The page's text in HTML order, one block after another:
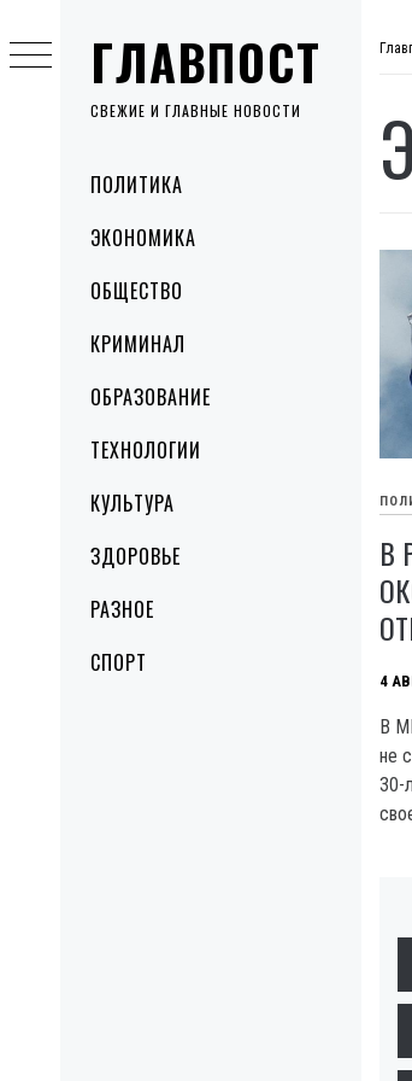
ГЛАВПОСТ
СВЕЖИЕ И ГЛАВНЫЕ НОВОСТИ
MenuПОЛИТИКА
ЭКОНОМИКА
ОБЩЕСТВО
КРИМИНАЛ
ОБРАЗОВАНИЕ
ТЕХНОЛОГИИ
КУЛЬТУРА
ЗДОРОВЬЕ
РАЗНОЕ
СПОРТ
to
content
В
4
В
не
30-